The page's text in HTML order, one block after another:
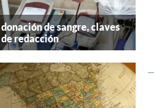
donación de sangre, claves
de redacción